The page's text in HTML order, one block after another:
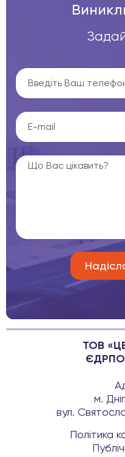
ТОВ
м.
вул.
Політика